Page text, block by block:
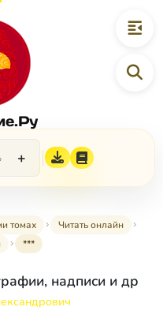
+
томах
Читать онлайн
***
надписи и др